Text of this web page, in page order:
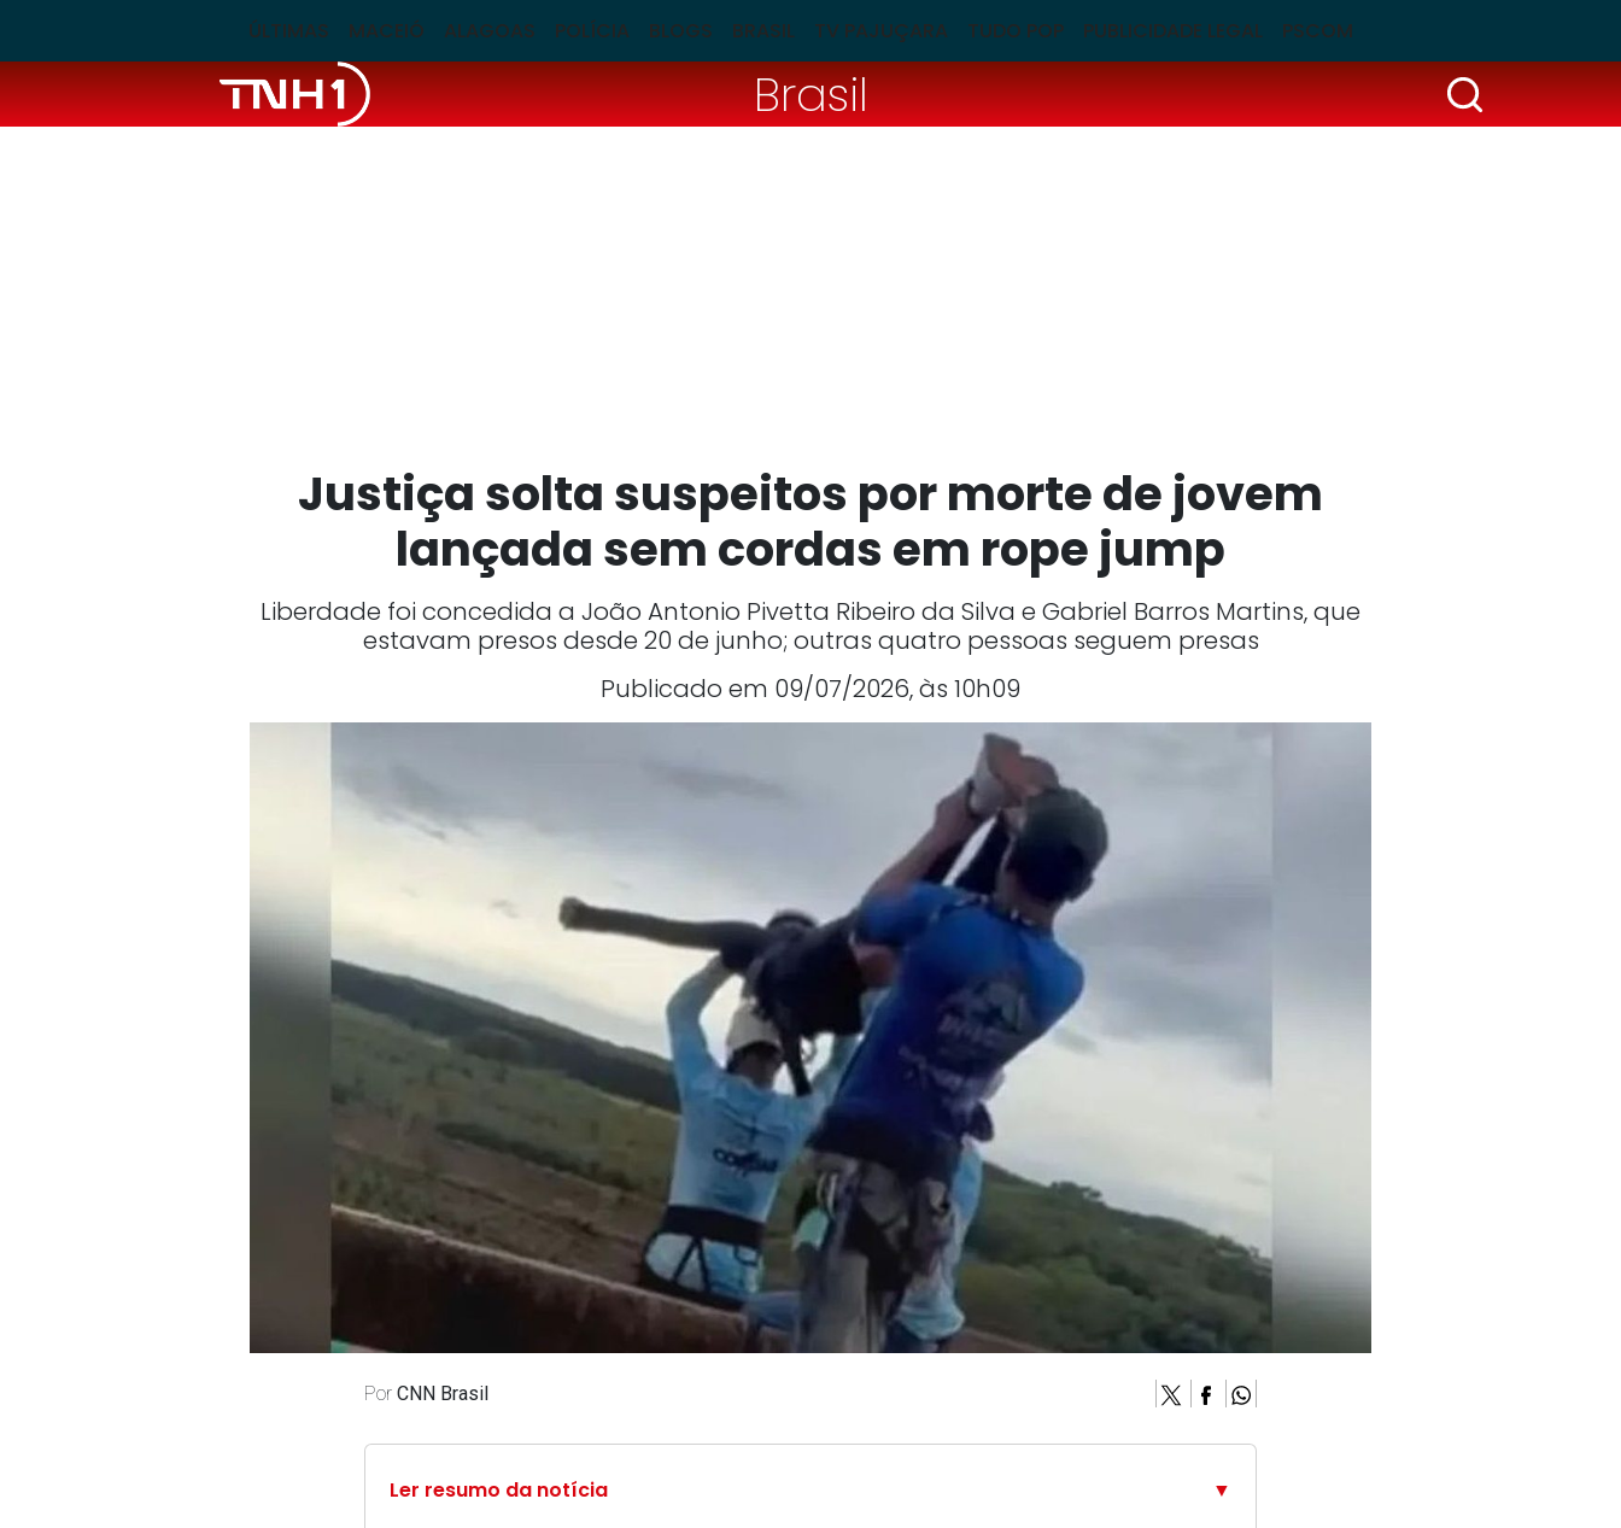
ÚLTIMAS MACEIÓ ALAGOAS POLÍCIA BLOGS BRASIL TV PAJUÇARA TUDO POP PUBLICIDADE LEGAL PSCOM
Brasil
Justiça solta suspeitos por morte de jovem
lançada sem cordas em rope jump
Liberdade foi concedida a João Antonio Pivetta Ribeiro da Silva e Gabriel Barros Martins, que
estavam presos desde 20 de junho; outras quatro pessoas seguem presas
Publicado em 09/07/2026, às 10h09
Por CNN Brasil
Ler resumo da notícia ▼